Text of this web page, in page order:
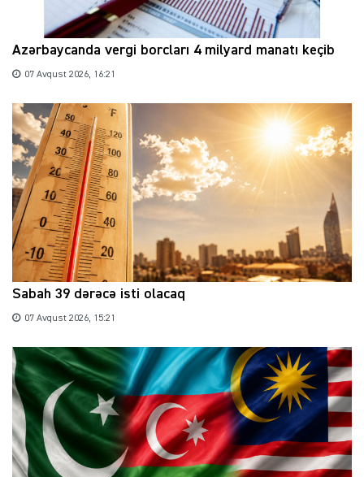
Azərbaycanda vergi borcları 4 milyard manatı keçib
07 Avqust 2026, 16:21
Sabah 39 dərəcə isti olacaq
07 Avqust 2026, 15:21